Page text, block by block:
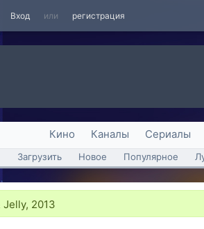
Вход или регистрация
Кино Каналы Сериалы
Загрузить Новое Популярное
Jelly, 2013